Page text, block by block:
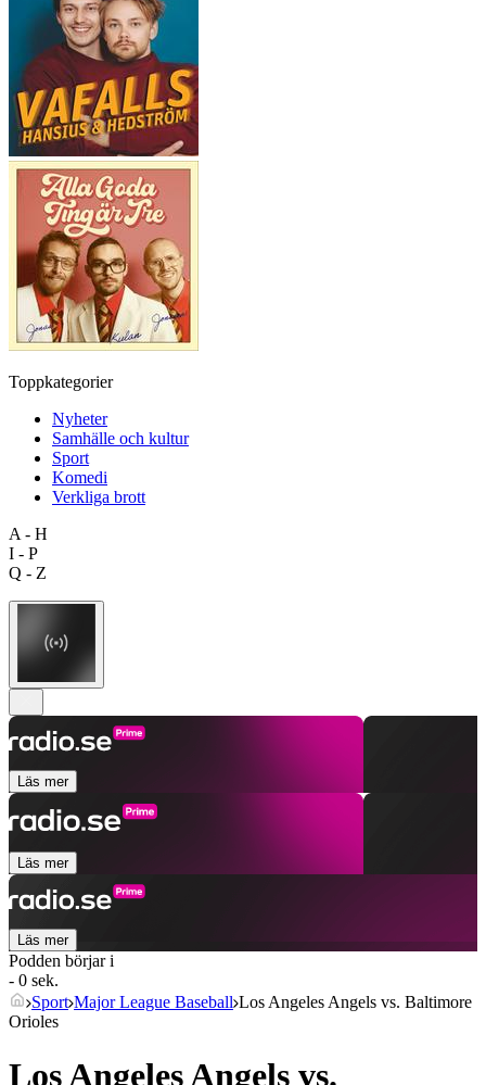
Toppkategorier
Nyheter
Samhälle och kultur
Sport
Komedi
Verkliga brott
A - H
I - P
Q - Z
Läs mer
Läs mer
Läs mer
Podden börjar i
- 0 sek.
Sport Major League Baseball Los Angeles Angels vs. Baltimore
Orioles
Los Angeles Angels vs.